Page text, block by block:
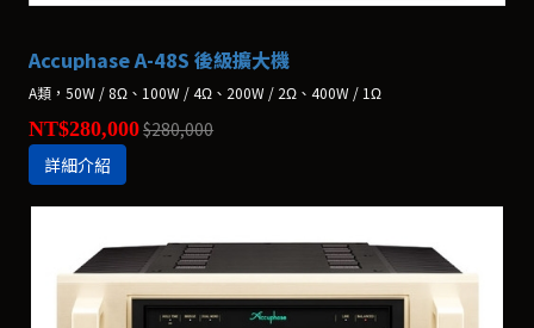
Accuphase A-48S 後級擴大機
A類，50W / 8Ω、100W / 4Ω、200W / 2Ω、400W / 1Ω
NT$280,000$280,000
詳細介紹